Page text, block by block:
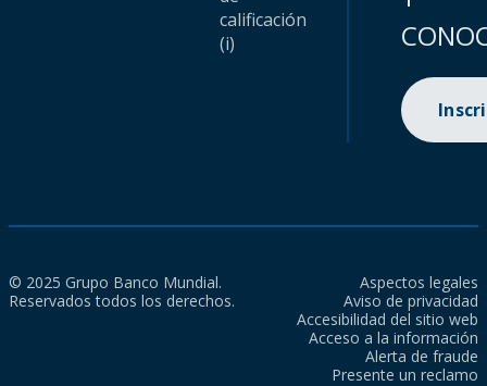
calificación
(i)
© 2025 Grupo Banco Mundial.
Reservados todos los derechos.
Aspectos legales
Aviso de privacidad
Accesibilidad del sitio web
Acceso a la información
Alerta de fraude
Presente un reclamo